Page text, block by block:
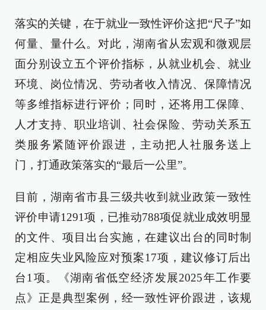
落实的关键，在于就业一致性评价这把“尺子”如
何量、量什么。对此，湖南省从宏观和微观层
面分别设立五个评价指标，从就业机会、就业
环境、岗位情况、劳动者收入情况、保障情况
等多维指标进行评价；同时，还将用工保障、
人才支持、职业培训、社会保险、劳动关系五
类服务紧随评价跟进，主动把人社服务送上
门，打通政策落实的“最后一公里”。
目前，湖南省市县三级共收到就业政策一致性
评价申请1291项，已推动788项促就业成效明显
的文件、项目出台实施，在建议出台的同时制
定相应失业风险应对预案17项，建议修订后出
台1项。《湖南省低空经济发展2025年工作要
点》正是典型案例，经一致性评价跟进，该规